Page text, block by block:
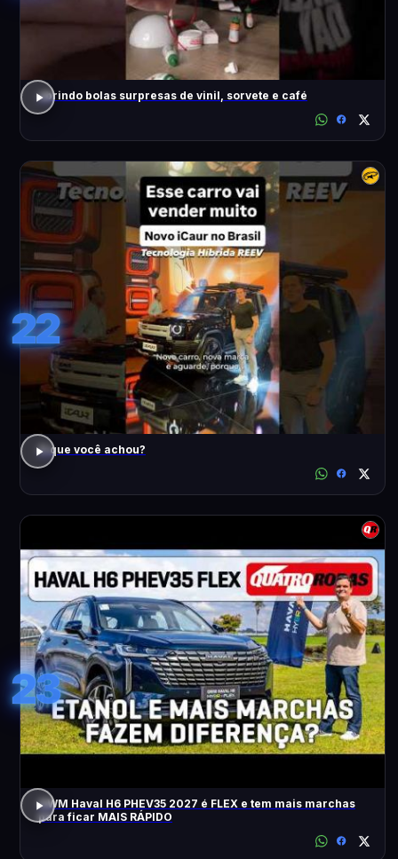
abrindo bolas surpresas de vinil, sorvete e café
22
O que você achou?
23
GWM Haval H6 PHEV35 2027 é FLEX e tem mais marchas
para ficar MAIS RÁPIDO